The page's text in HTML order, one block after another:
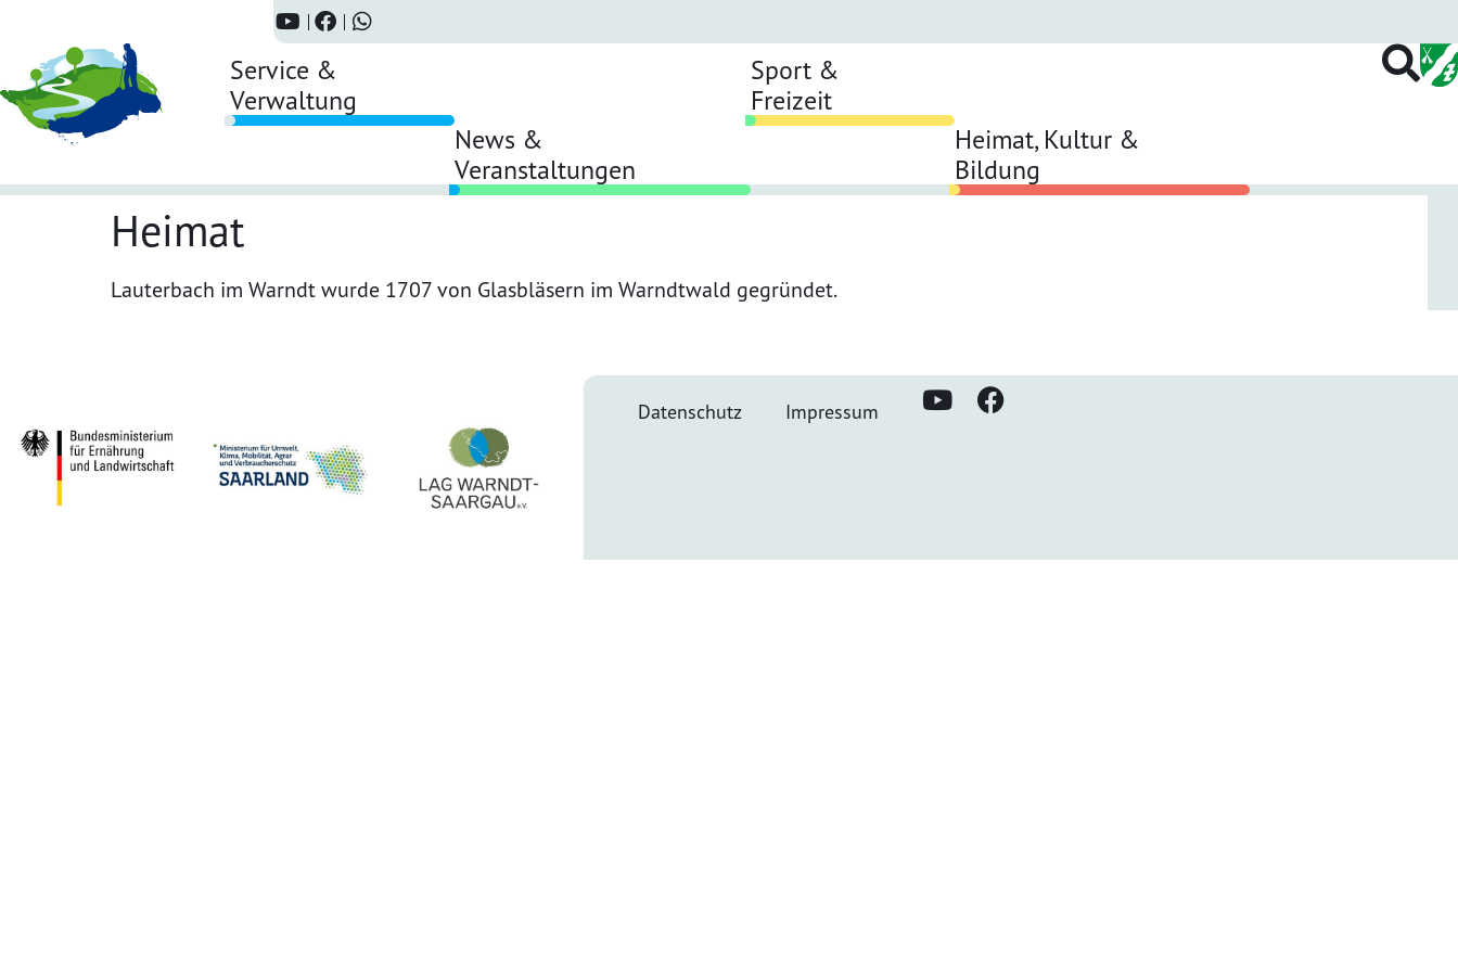
Service &
Verwaltung
News &
Veranstaltungen
Sport &
Freizeit
Heimat, Kultur &
Bildung
Heimat
Lauterbach im Warndt wurde 1707 von Glasbläsern im Warndtwald gegründet.
Datenschutz Impressum